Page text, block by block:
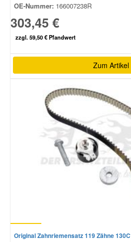
OE-Nummer: 166007238R
303,45 €
zzgl. 59,50 € Pfandwert
Zum Artikel
Original Zahnriemensatz 119 Zähne